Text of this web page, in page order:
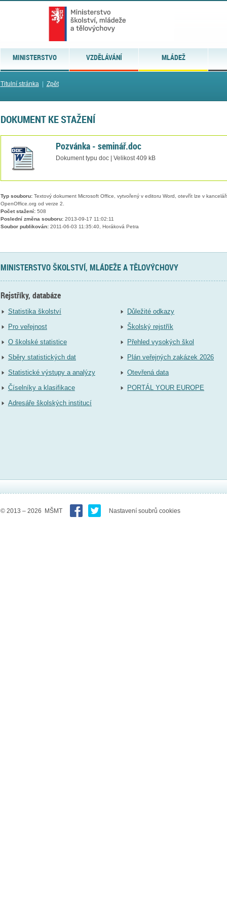
MINISTERSTVO VZDĚLÁVÁNÍ MLÁDEŽ
Titulní stránka| Zpět
DOKUMENT KE STAŽENÍ
Pozvánka - seminář.doc
Dokument typu doc | Velikost 409 kB
Typ souboru:Textový dokument Microsoft Office, vytvořený v editoru Word, otevřít lze v
OpenOffice.org od verze 2.
Počet stažení:508
Poslední změna souboru:2013-09-17 11:02:11
Soubor publikován:2011-06-03 11:35:40, Horáková Petra
MINISTERSTVO ŠKOLSTVÍ, MLÁDEŽE A TĚLOVÝCHOVY
Rejstříky, databáze
Statistika školství
Pro veřejnost
O školské statistice
Sběry statistických dat
Statistické výstupy a analýzy
Číselníky a klasifikace
Adresáře školských institucí
Důležité odkazy
Školský rejstřík
Přehled vysokých škol
Plán veřejných zakázek 2026
Otevřená data
PORTÁL YOUR EUROPE
© 2013 – 2026 MŠMT Nastavení soubrů cookies